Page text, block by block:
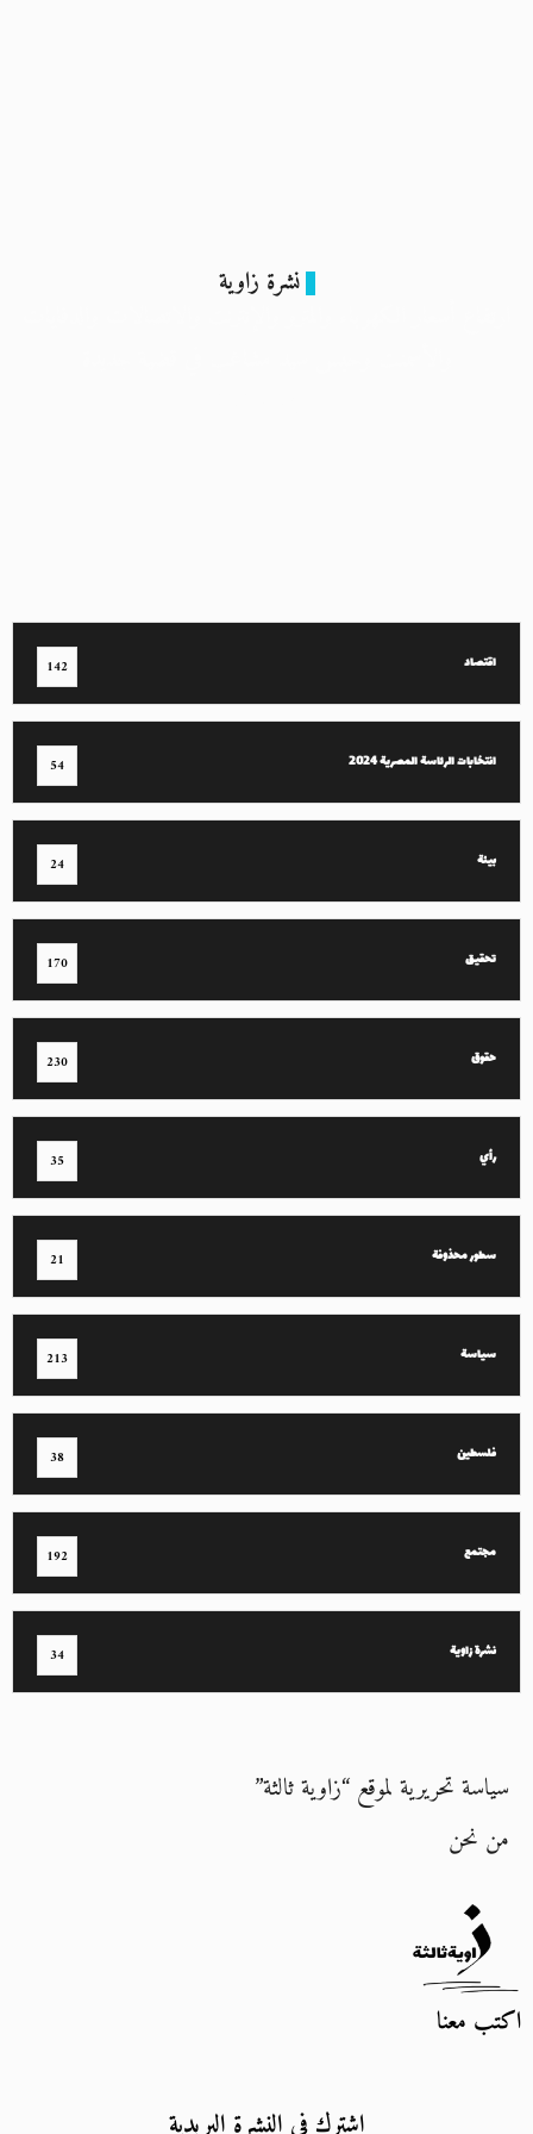
نشرة زاوية
اقتصاد 142
انتخابات الرئاسة المصرية 2024 54
بيئة 24
تحقيق 170
حقوق 230
رأي 35
سطور محذوفة 21
سياسة 213
فلسطين 38
مجتمع 192
نشرة زاوية 34
سياسة تحريرية لموقع “زاوية ثالثة”
من نحن
اكتب معنا